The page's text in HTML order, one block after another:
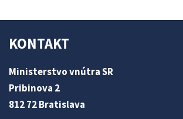
KONTAKT
Ministerstvo vnútra SR
Pribinova 2
812 72 Bratislava